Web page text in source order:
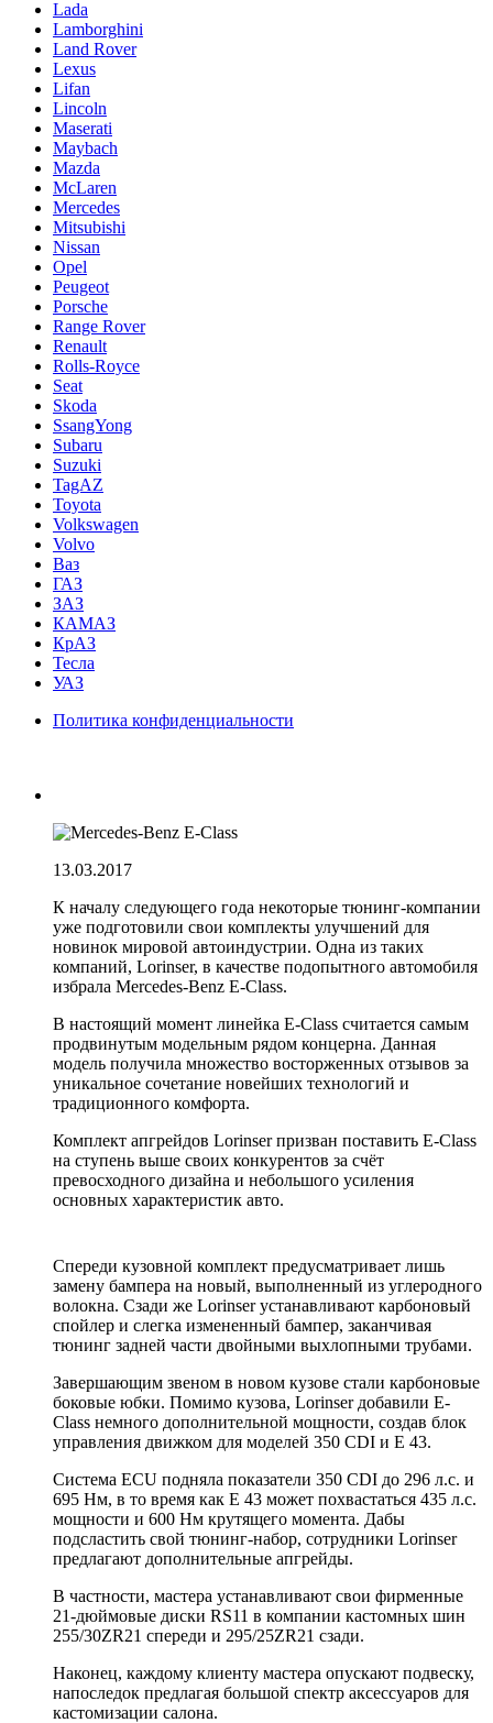
Lada
Lamborghini
Land Rover
Lexus
Lifan
Lincoln
Maserati
Maybach
Mazda
McLaren
Mercedes
Mitsubishi
Nissan
Opel
Peugeot
Porsche
Range Rover
Renault
Rolls-Royce
Seat
Skoda
SsangYong
Subaru
Suzuki
TagAZ
Toyota
Volkswagen
Volvo
Ваз
ГАЗ
ЗАЗ
КАМАЗ
КрАЗ
Тесла
УАЗ
Политика конфиденциальности
13.03.2017
К началу следующего года некоторые тюнинг-компании
уже подготовили свои комплекты улучшений для
новинок мировой автоиндустрии. Одна из таких
компаний, Lorinser, в качестве подопытного автомобиля
избрала Mercedes-Benz E-Class.
В настоящий момент линейка E-Class считается самым
продвинутым модельным рядом концерна. Данная
модель получила множество восторженных отзывов за
уникальное сочетание новейших технологий и
традиционного комфорта.
Комплект апгрейдов Lorinser призван поставить E-Class
на ступень выше своих конкурентов за счёт
превосходного дизайна и небольшого усиления
основных характеристик авто.
Спереди кузовной комплект предусматривает лишь
замену бампера на новый, выполненный из углеродного
волокна. Сзади же Lorinser устанавливают карбоновый
спойлер и слегка измененный бампер, заканчивая
тюнинг задней части двойными выхлопными трубами.
Завершающим звеном в новом кузове стали карбоновые
боковые юбки. Помимо кузова, Lorinser добавили E-
Class немного дополнительной мощности, создав блок
управления движком для моделей 350 CDI и E 43.
Система ECU подняла показатели 350 CDI до 296 л.с. и
695 Нм, в то время как E 43 может похвастаться 435 л.с.
мощности и 600 Нм крутящего момента. Дабы
подсластить свой тюнинг-набор, сотрудники Lorinser
предлагают дополнительные апгрейды.
В частности, мастера устанавливают свои фирменные
21-дюймовые диски RS11 в компании кастомных шин
255/30ZR21 спереди и 295/25ZR21 сзади.
Наконец, каждому клиенту мастера опускают подвеску,
напоследок предлагая большой спектр аксессуаров для
кастомизации салона.